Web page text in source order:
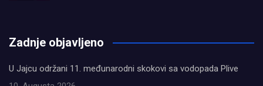
Zadnje objavljeno
U Jajcu održani 11. međunarodni skokovi sa vodopada Plive